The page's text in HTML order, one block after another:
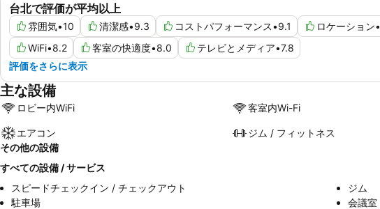
台北で評価が平均以上
雰囲気•10 清潔感•9.3 コストパフォーマンス•9.1 ロケーション•
WiFi•8.2 客室の快適度•8.0 テレビとメディア•7.8
評価をさらに表示
主な設備
ロビー内WiFi 客室内Wi-Fi
エアコン
ジム / フィットネス
その他の設備
すべての設備 / サービス
スピードチェックイン / チェックアウト
ジム
駐車場
会議室